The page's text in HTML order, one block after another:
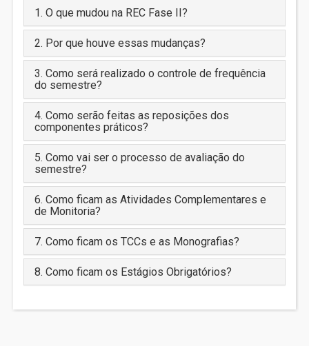
1. O que mudou na REC Fase II?
2. Por que houve essas mudanças?
3. Como será realizado o controle de frequência
do semestre?
4. Como serão feitas as reposições dos
componentes práticos?
5. Como vai ser o processo de avaliação do
semestre?
6. Como ficam as Atividades Complementares e
de Monitoria?
7. Como ficam os TCCs e as Monografias?
8. Como ficam os Estágios Obrigatórios?